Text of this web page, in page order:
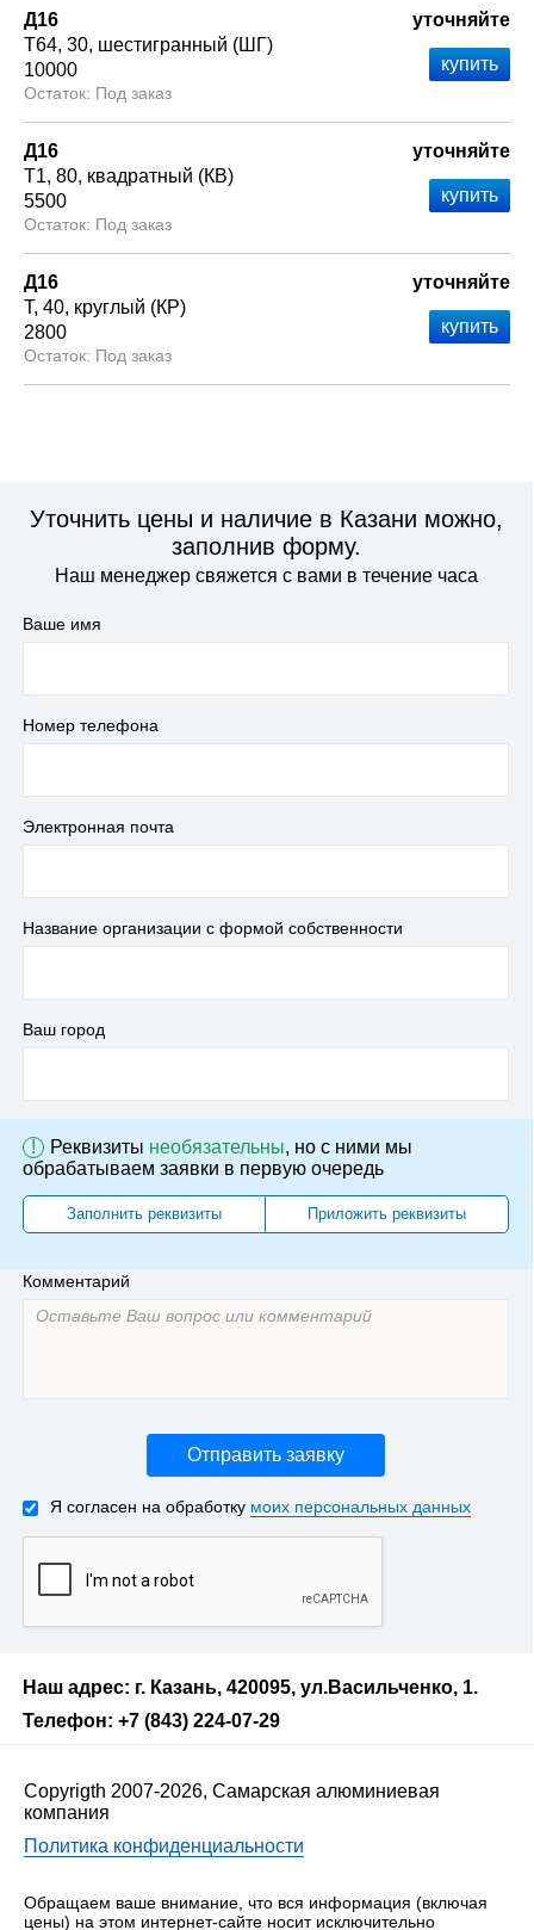
Д16
Т64 30 шестигранный (ШГ)
10000
Под заказ
уточняйте
Д16
Т1 80 квадратный (КВ)
5500
Под заказ
уточняйте
Д16
Т 40 круглый (КР)
2800
Под заказ
уточняйте
Уточнить цены и наличие в Казани можно,
заполнив форму.
Наш менеджер свяжется с вами в течение часа
Ваше имя
Номер телефона
Электронная почта
Название организации с формой собственности
Ваш город
! Реквизиты необязательны, но с ними мы
обрабатываем заявки в первую очередь
Заполнить реквизиты Приложить реквизиты
Комментарий
Отправить заявку
Я согласен на обработку моих персональных данных
Наш адрес: г. Казань, 420095, ул.Васильченко, 1.
Телефон: +7 (843) 224-07-29
Copyrigth 2007-2026, Самарская алюминиевая
компания
Политика конфиденциальности
Обращаем ваше внимание, что вся информация (включая
цены) на этом интернет-сайте носит исключительно